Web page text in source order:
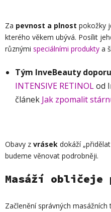
Za pevnost a plnost pokožky
kterého věkem ubývá. Posílit
různými speciálními produkty a
Tým InveBeauty
INTENSIVE RETINOLod
článek Jak zpomalit
Obavy z vrásek dokáží
budeme věnovat podrobněji.
Masáží obličeje
Začlenění správných